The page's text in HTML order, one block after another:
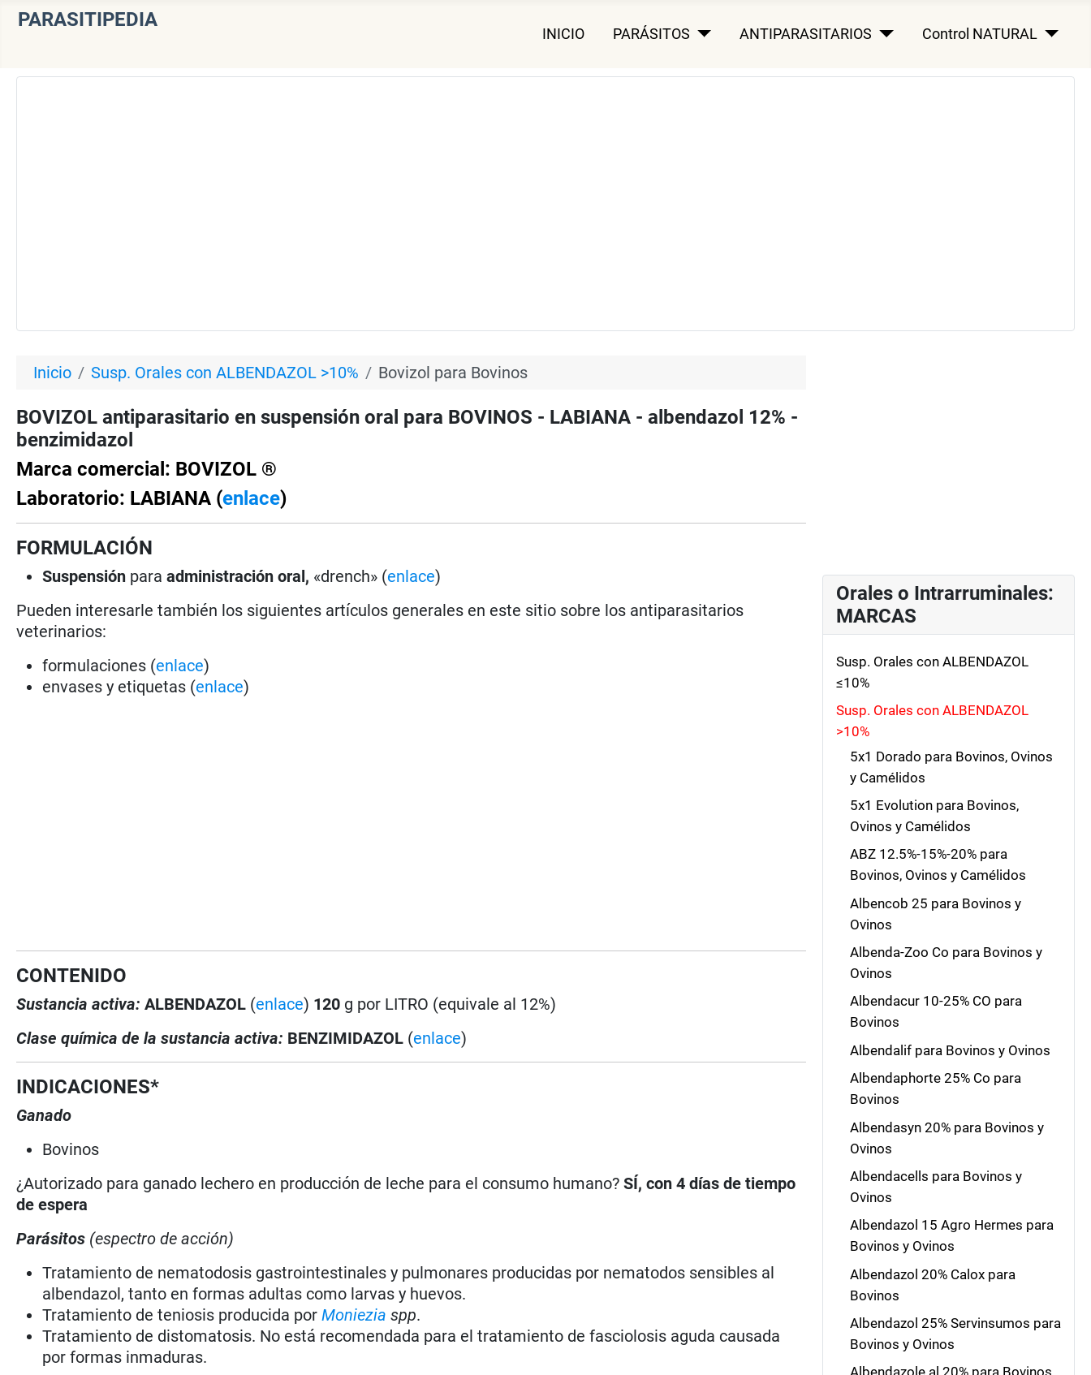
PARASITIPEDIA
INICIO PARÁSITOS ANTIPARASITARIOS Control NATURAL
Inicio Susp. Orales con ALBENDAZOL >10% Bovizol para Bovinos
BOVIZOL antiparasitario en suspensión oral para BOVINOS - LABIANA - albendazol 12% -
benzimidazol
Marca comercial: BOVIZOL ®
Laboratorio: LABIANA (enlace)
FORMULACIÓN
Suspensión paraadministración oral, «drench» (enlace)
Pueden interesarle también los siguientes artículos generales en este sitio sobre los antiparasitarios
veterinarios:
formulaciones (enlace)
envases y etiquetas (enlace)
CONTENIDO
Sustancia activa:ALBENDAZOL (enlace) 120 g por LITRO (equivale al 12%)
Clase química de la sustancia activa: BENZIMIDAZOL (enlace)
INDICACIONES*
Ganado
Bovinos
¿Autorizado para ganado lechero en producción de leche para el consumo humano?SÍ, con 4 días de tiempo
de espera
Parásitos (espectro de acción)
Tratamiento de nematodosis gastrointestinales y pulmonares producidas por nematodos sensibles al
albendazol, tanto en formas adultas como larvas y huevos.
Tratamiento de teniosis producida porMoniezia spp.
Tratamiento de distomatosis. No está recomendada para el tratamiento de fasciolosis aguda causada
por formas inmaduras.
Orales o Intrarruminales:
MARCAS
Susp. Orales con ALBENDAZOL
≤10%
Susp. Orales con ALBENDAZOL
>10%
5x1 Dorado para Bovinos, Ovinos
y Camélidos
5x1 Evolution para Bovinos,
Ovinos y Camélidos
ABZ 12.5%-15%-20% para
Bovinos, Ovinos y Camélidos
Albencob 25 para Bovinos y
Ovinos
Albenda-Zoo Co para Bovinos y
Ovinos
Albendacur 10-25% CO para
Bovinos
Albendalif para Bovinos y Ovinos
Albendaphorte 25% Co para
Bovinos
Albendasyn 20% para Bovinos y
Ovinos
Albendacells para Bovinos y
Ovinos
Albendazol 15 Agro Hermes para
Bovinos y Ovinos
Albendazol 20% Calox para
Bovinos
Albendazol 25% Servinsumos para
Bovinos y Ovinos